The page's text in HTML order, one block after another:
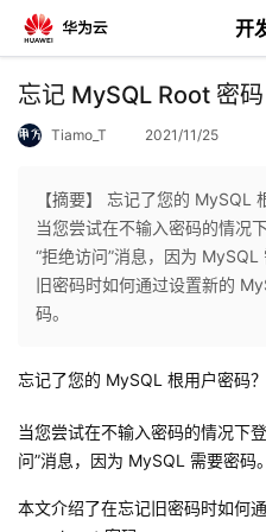
开
返
个
页
开
发
忘记 MySQL Root 密码
Tiamo_T 2021/11/25
【摘要】 忘记了您的 MySQL
当您尝试在不输入密码的情况
“拒绝访问”消息，因为
旧密码时如何通过设置新的
码。
忘记了您的 MySQL 根用户密码
当您尝试在不输入密码的情况下
问”消息，因为 MySQL 需要密码。
本文介绍了在忘记旧密码时如何